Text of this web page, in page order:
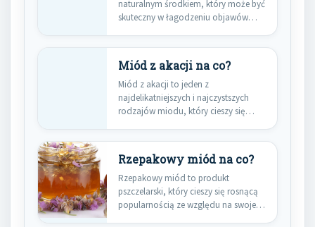
naturalnym środkiem, który może być
skuteczny w łagodzeniu objawów
Miód z akacji na co?
Miód z akacji to jeden z
najdelikatniejszych i najczystszych
rodzajów miodu, który cieszy się
Rzepakowy miód na co?
Rzepakowy miód to produkt
pszczelarski, który cieszy się rosnącą
popularnością ze względu na swoje